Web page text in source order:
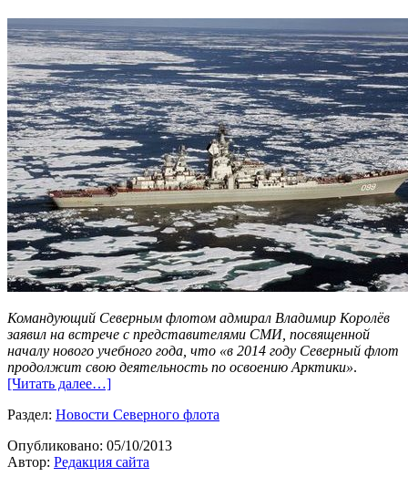
Командующий Северным флотом адмирал Владимир Королёв
заявил на встрече с представителями СМИ, посвященной
началу нового учебного года, что «в 2014 году Северный флот
продолжит свою деятельность по освоению Арктики».
[Читать далее…]
Раздел: Новости Северного флота
Опубликовано: 05/10/2013
Автор: Редакция сайта